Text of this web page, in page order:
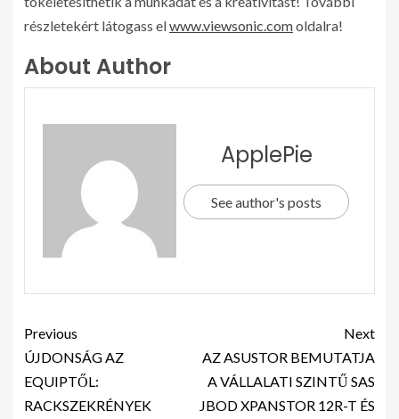
részletekért látogass elwww.viewsonic.comoldalra!
About Author
ApplePie
See author's posts
Previous
ÚJDONSÁG AZ
EQUIPTŐL:
RACKSZEKRÉNYEK
Next
AZ ASUSTOR BEMUTATJA
A VÁLLALATI SZINTŰ SAS
JBOD XPANSTOR 12R-T ÉS